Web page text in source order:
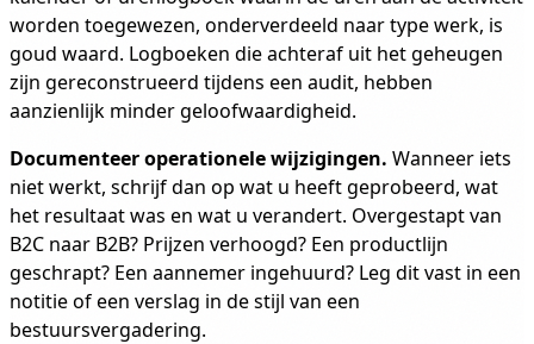
worden toegewezen, onderverdeeld naar type werk, is
goud waard. Logboeken die achteraf uit het geheugen
zijn gereconstrueerd tijdens een audit, hebben
aanzienlijk minder geloofwaardigheid.
Documenteer operationele wijzigingen. Wanneer iets
niet werkt, schrijf dan op wat u heeft geprobeerd, wat
het resultaat was en wat u verandert. Overgestapt van
B2C naar B2B? Prijzen verhoogd? Een productlijn
geschrapt? Een aannemer ingehuurd? Leg dit vast in een
notitie of een verslag in de stijl van een
bestuursvergadering.